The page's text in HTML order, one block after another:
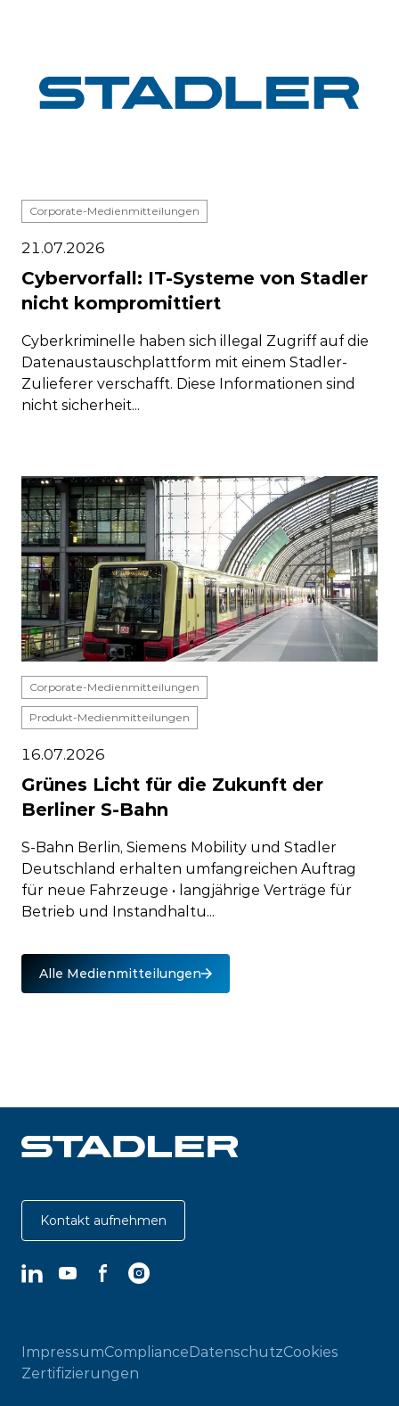
Corporate-Medienmitteilungen
21.07.2026
Cybervorfall: IT-Systeme von Stadler
nicht kompromittiert
Cyberkriminelle haben sich illegal Zugriff auf die
Datenaustauschplattform mit einem Stadler-
Zulieferer verschafft. Diese Informationen sind
nicht sicherheit...
Corporate-Medienmitteilungen
Produkt-Medienmitteilungen
16.07.2026
Grünes Licht für die Zukunft der
Berliner S-Bahn
S-Bahn Berlin, Siemens Mobility und Stadler
Deutschland erhalten umfangreichen Auftrag
für neue Fahrzeuge • langjährige Verträge für
Betrieb und Instandhaltu...
Alle Medienmitteilungen
Kontakt aufnehmen
LinkedInYouTubeFacebookInstagram
ImpressumComplianceDatenschutzCookies
Zertifizierungen